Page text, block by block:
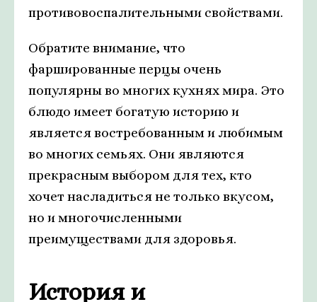
противовоспалительными свойствами.
Обратите внимание, что
фаршированные перцы очень
популярны во многих кухнях мира. Это
блюдо имеет богатую историю и
является востребованным и любимым
во многих семьях. Они являются
прекрасным выбором для тех, кто
хочет насладиться не только вкусом,
но и многочисленными
преимуществами для здоровья.
История и